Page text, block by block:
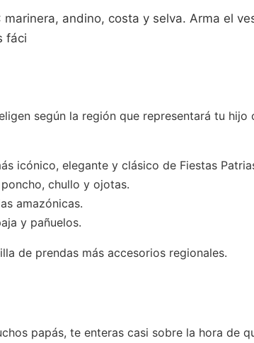
andino, costa y selva. Arma el
fáci
según la región que representará tu hijo
icónico, elegante y clásico de Fiestas
chullo y ojotas.
amazónicas.
y pañuelos.
de prendas más accesorios regionales.
papás, te enteras casi sobre la hora de